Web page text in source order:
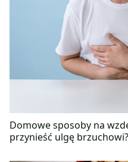
Domowe sposoby na
przynieść ulgę brzuchowi?